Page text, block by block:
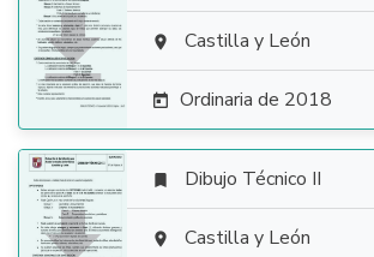
  Castilla y León
 Ordinaria de 2018
 Dibujo Técnico II
 Castilla y León